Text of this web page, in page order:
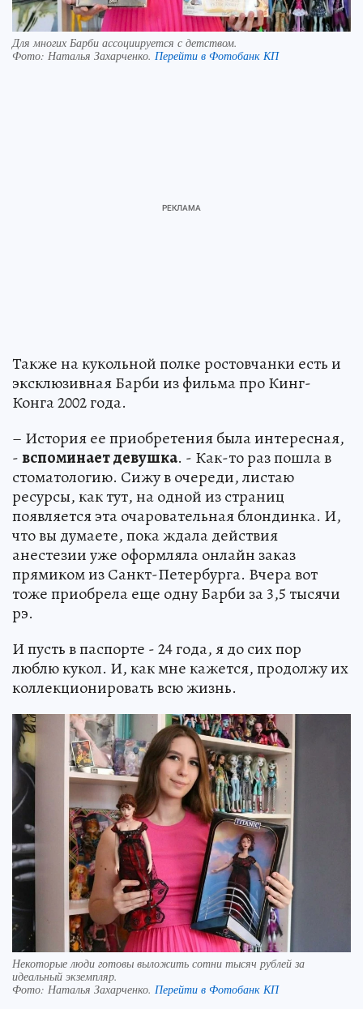
Для многих Барби ассоциируется с детством.
Фото: Наталья Захарченко. Перейти в Фотобанк КП
Также на кукольной полке ростовчанки есть и
эксклюзивная Барби из фильма про Кинг-
Конга 2002 года.
– История ее приобретения была интересная,
-вспоминает девушка. - Как-то раз пошла в
стоматологию. Сижу в очереди, листаю
ресурсы, как тут, на одной из страниц
появляется эта очаровательная блондинка. И,
что вы думаете, пока ждала действия
анестезии уже оформляла онлайн заказ
прямиком из Санкт-Петербурга. Вчера вот
тоже приобрела еще одну Барби за 3,5 тысячи
рэ.
И пусть в паспорте - 24 года, я до сих пор
люблю кукол. И, как мне кажется, продолжу их
коллекционировать всю жизнь.
Некоторые люди готовы выложить сотни тысяч рублей за
идеальный экземпляр.
Фото: Наталья Захарченко. Перейти в Фотобанк КП